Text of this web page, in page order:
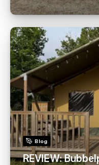
Blog
REVIEW: